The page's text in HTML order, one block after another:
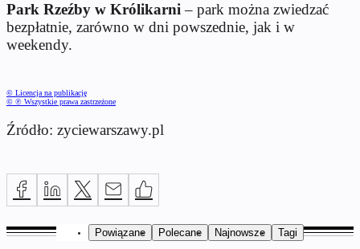
Park Rzeźby w Królikarni– park można zwiedzać
bezpłatnie, zarówno w dni powszednie, jak i w
weekendy.
© Licencja na publikację
© ℗ Wszystkie prawa zastrzeżone
Źródło: zyciewarszawy.pl
Powiązane Polecane Najnowsze Tagi